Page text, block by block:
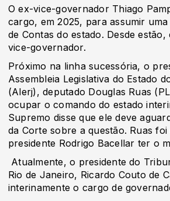
O ex-vice-governador Thiago
cargo, em 2025, para assumir
de Contas do estado. Desde
vice-governador.
Próximo na linha sucessória, o
Assembleia Legislativa do Estado
(Alerj), deputado Douglas Ruas
ocupar o comando do estado
Supremo disse que ele deve
da Corte sobre a questão. Ruas
presidente Rodrigo Bacellar ter o
Atualmente, o presidente do
Rio de Janeiro, Ricardo Couto de
interinamente o cargo de